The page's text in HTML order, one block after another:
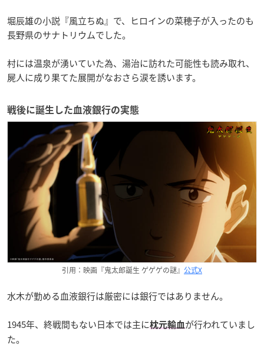
堀辰雄の小説『風立ちぬ』で、ヒロインの菜穂子が入ったのも
長野県のサナトリウムでした。
村には温泉が湧いていた為、湯治に訪れた可能性も読み取れ、
屍人に成り果てた展開がなおさら涙を誘います。
戦後に誕生した血液銀行の実態
引用：映画『鬼太郎誕生 ゲゲゲの謎』 公式X
水木が勤める血液銀行は厳密には銀行ではありません。
1945年、終戦間もない日本では主に枕元輸血 が行われていまし
た。